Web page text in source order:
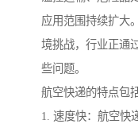
应用范围持续扩大
境挑战，行业正通
些问题。
航空快递的特点包括
1. 速度快：航空快